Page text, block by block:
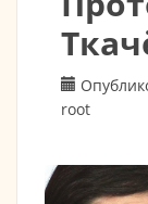
root